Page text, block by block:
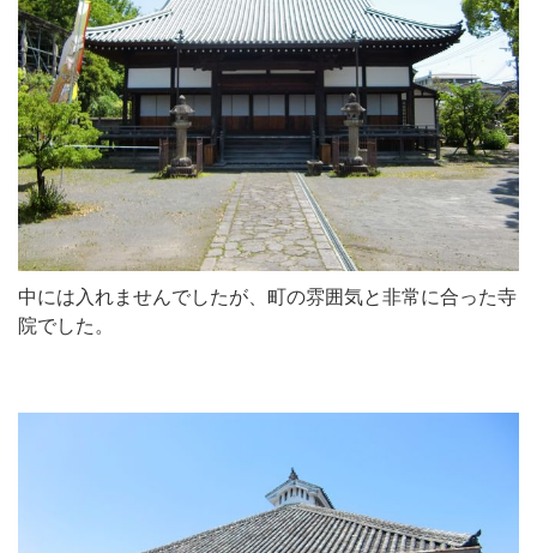
中には入れませんでしたが、町の雰囲気と非常に合った寺
院でした。